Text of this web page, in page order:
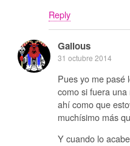
Reply
Galious
31 octubre 2014
Pues yo me pasé
como si fuera
ahí como que
muchísimo más
Y cuando lo